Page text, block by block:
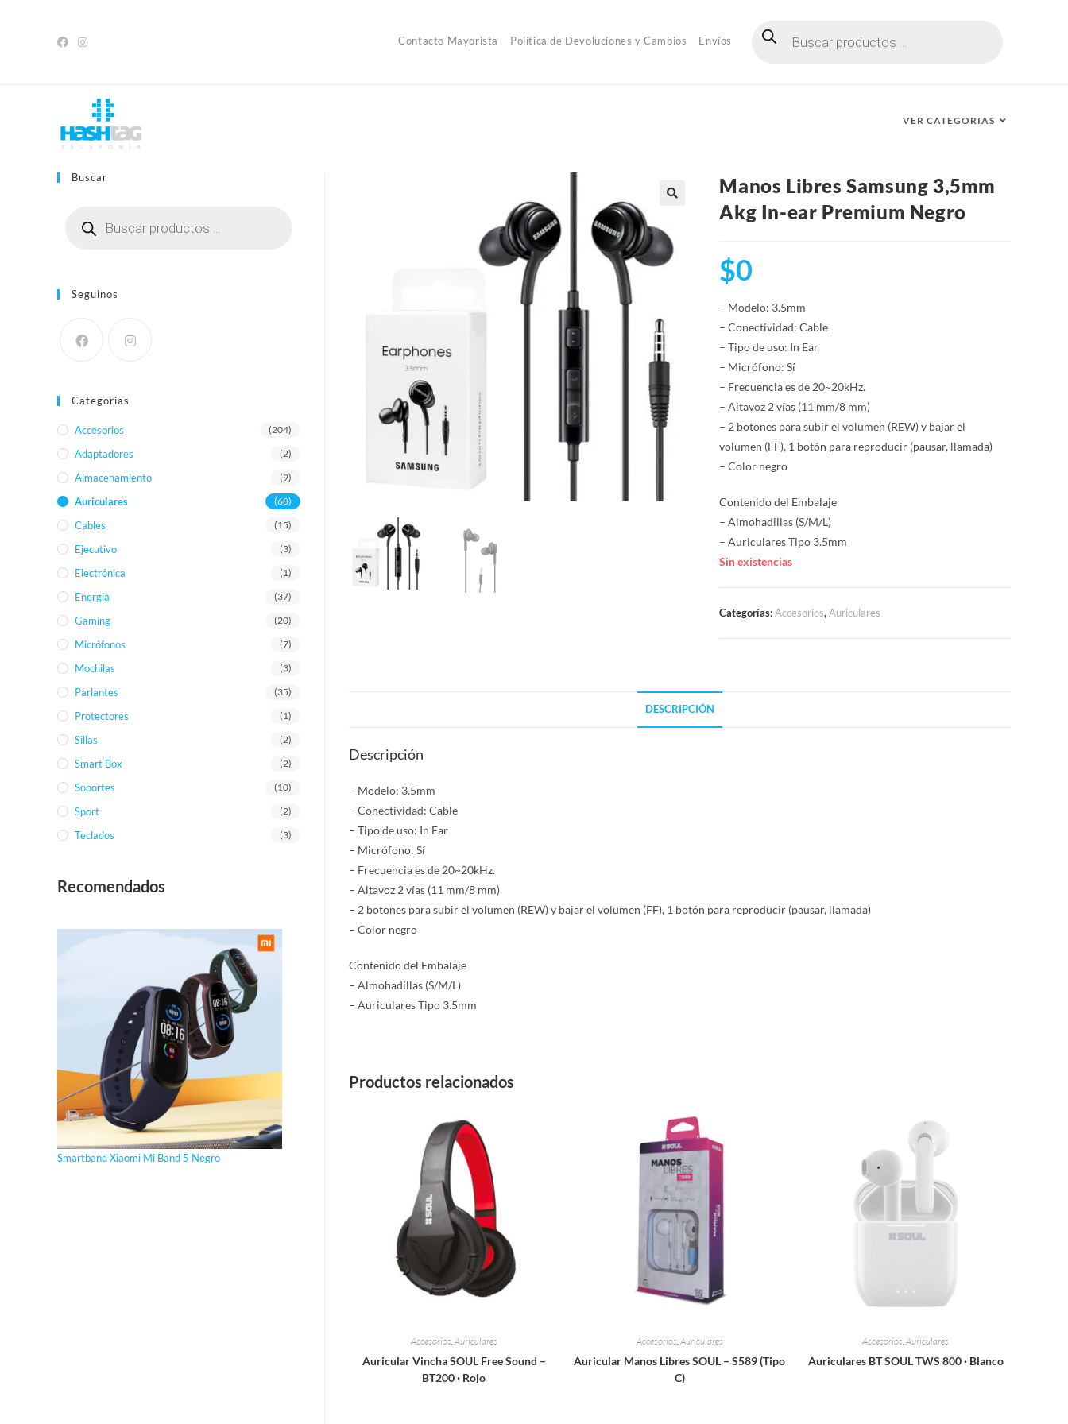
Contacto Mayorista Política de Devoluciones y Cambios Envíos de
productos
VER CATEGORIAS
Manos Libres Samsung 3,5mm
Akg In-ear Premium Negro
$0
– Modelo: 3.5mm
– Conectividad: Cable
– Tipo de uso: In Ear
– Micrófono: Sí
– Frecuencia es de 20~20kHz.
– Altavoz 2 vías (11 mm/8 mm)
– 2 botones para subir el volumen (REW) y bajar el
volumen (FF), 1 botón para reproducir (pausar, llamada)
– Color negro
Contenido del Embalaje
– Almohadillas (S/M/L)
– Auriculares Tipo 3.5mm
Sin existencias
Categorías:Accesorios,Auriculares
DESCRIPCIÓN
Descripción
– Modelo: 3.5mm
– Conectividad: Cable
– Tipo de uso: In Ear
– Micrófono: Sí
– Frecuencia es de 20~20kHz.
– Altavoz 2 vías (11 mm/8 mm)
– 2 botones para subir el volumen (REW) y bajar el volumen (FF), 1 botón para reproducir (pausar, llamada)
– Color negro
Contenido del Embalaje
– Almohadillas (S/M/L)
– Auriculares Tipo 3.5mm
Productos relacionados
Accesorios Auriculares
Auricular Vincha SOUL Free Sound –
BT200 · Rojo
Accesorios Auriculares
Auricular Manos Libres SOUL – S589 (Tipo
C)
Accesorios ,Auriculares
Auriculares BT SOUL TWS 800 · Blanco
Buscar
productos
Seguinos
Categorías
Accesorios (204)
Adaptadores (2)
Almacenamiento (9)
Auriculares (68)
Cables (15)
Ejecutivo (3)
Electrónica (1)
Energia (37)
Gaming (20)
Micrófonos (7)
Mochilas (3)
Parlantes (35)
Protectores (1)
Sillas (2)
Smart Box (2)
Soportes (10)
Sport (2)
Teclados (3)
Recomendados
Smartband Xiaomi Mi Band 5 Negro